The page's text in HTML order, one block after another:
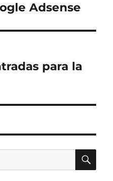
Adsense
para la